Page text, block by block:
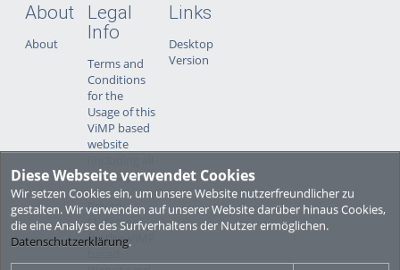
Diese Webseite verwendet Cookies
Wir setzen Cookies ein, um unsere Website nutzerfreundlicher zu
gestalten. Wir verwenden auf unserer Website darüber hinaus Cookies,
die eine Analyse des Surfverhaltens der Nutzer ermöglichen.
Datenschutzerklärung.
About
About
Legal
Info
Terms and
Conditions
for the
Usage of this
ViMP based
website
sub-pages)
Privacy
Statement
for this ViMP
Links
Desktop
Version